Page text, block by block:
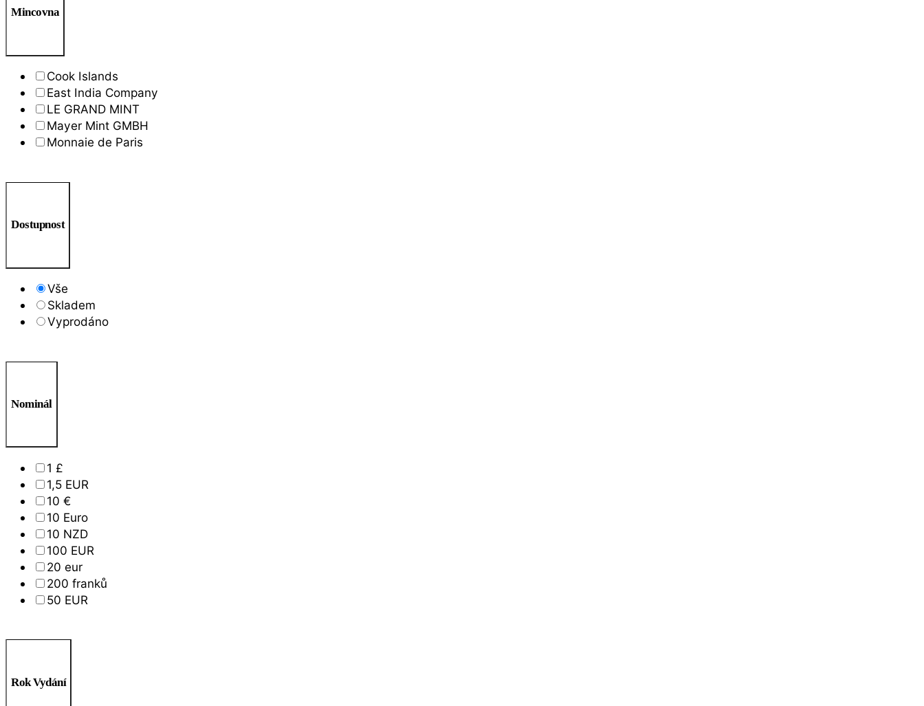
Mincovna
Cook Islands
East India Company
LE GRAND MINT
Mayer Mint GMBH
Monnaie de Paris
Dostupnost
Vše
Skladem
Vyprodáno
Nominál
1 £
1,5 EUR
10 €
10 Euro
10 NZD
100 EUR
20 eur
200 franků
50 EUR
Rok Vydání